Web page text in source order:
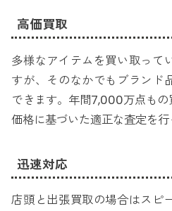
高価買取
多様なアイテムを買い取って
すが、そのなかでもブランド
できます。年間7,000万点も
価格に基づいた適正な査定を行
迅速対応
店頭と出張買取の場合はスピ